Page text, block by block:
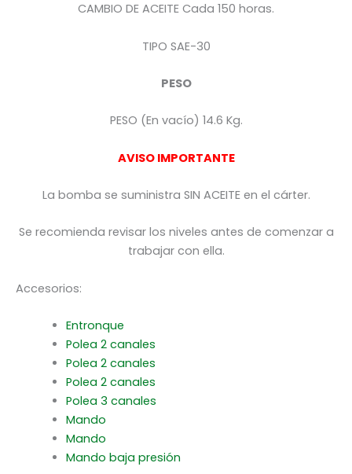
CAMBIO DE ACEITE Cada 150 horas.
TIPO SAE-30
PESO
PESO (En vacío) 14.6 Kg.
AVISO IMPORTANTE
La bomba se suministra SIN ACEITE en el cárter.
Se recomienda revisar los niveles antes de comenzar a
trabajar con ella.
Accesorios:
Entronque
Polea 2 canales
Polea 2 canales
Polea 2 canales
Polea 3 canales
Mando
Mando
Mando baja presión